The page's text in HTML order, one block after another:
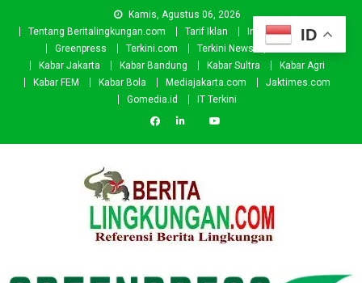
Kamis, Agustus 06, 2026
Tentang Beritalingkungan.com
Tarif Iklan Investor
Donasi
Greenpress
Terkini.com Terkini News
Kabar.id
Kabar Jakarta
Kabar Bandung Kabar Sultra
Kabar Agri
Kabar FEM
Kabar Bola Mediajakarta.com
Jaktimes.com
Gomedia.id
IT Terkini
ID